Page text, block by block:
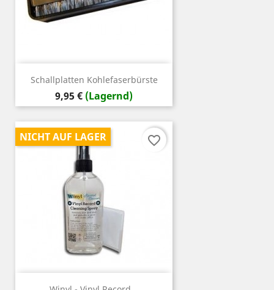
Schallplatten Kohlefaserbürste
Preis
9,95 € (Lagernd)
NICHT AUF LAGER favorite_border